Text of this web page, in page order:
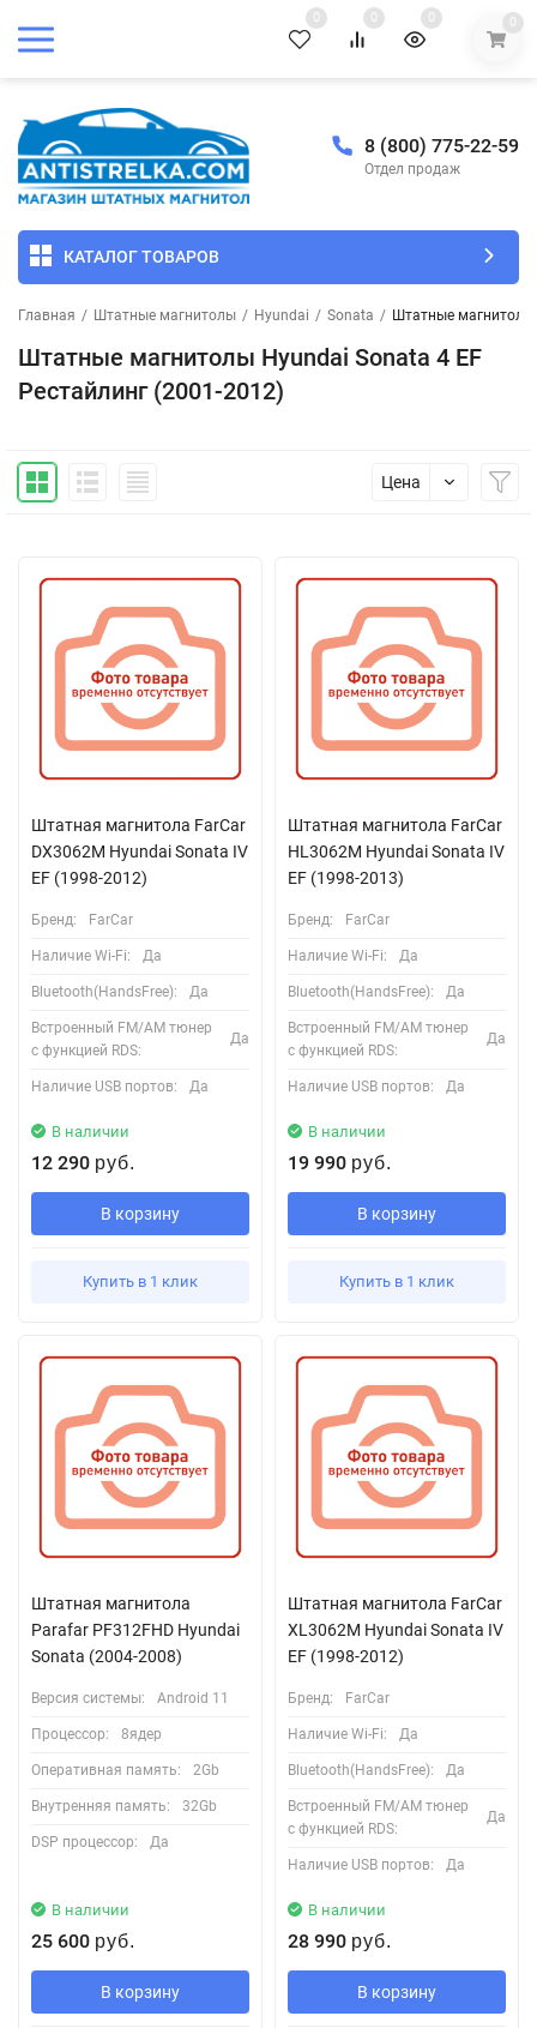
0 0 0 0
8 (800) 775-22-59
Отдел продаж
КАТАЛОГ ТОВАРОВ
Главная / Штатные магнитолы / Hyundai / Sonata / Штатные магнитолы
Штатные магнитолы Hyundai Sonata 4 EF
Рестайлинг (2001-2012)
Цена
Штатная магнитола FarCar
DX3062M Hyundai Sonata IV
EF (1998-2012)
Бренд: FarCar
Наличие Wi-Fi: Да
Bluetooth(HandsFree): Да
Встроенный FM/AM тюнер
с функцией RDS:
Да
Наличие USB портов: Да
В наличии
12 290 руб.
В корзину
Купить в 1 клик
Штатная магнитола FarCar
HL3062M Hyundai Sonata IV
EF (1998-2013)
Бренд: FarCar
Наличие Wi-Fi: Да
Bluetooth(HandsFree): Да
Встроенный FM/AM тюнер
с функцией RDS:
Да
Наличие USB портов: Да
В наличии
19 990 руб.
В корзину
Купить в 1 клик
Штатная магнитола
Parafar PF312FHD Hyundai
Sonata (2004-2008)
Версия системы: Android 11
Процессор: 8ядер
Оперативная память: 2Gb
Внутренняя память: 32Gb
DSP процессор: Да
В наличии
25 600 руб.
В корзину
Штатная магнитола FarCar
XL3062M Hyundai Sonata IV
EF (1998-2012)
Бренд: FarCar
Наличие Wi-Fi: Да
Bluetooth(HandsFree): Да
Встроенный FM/AM тюнер
с функцией RDS:
Да
Наличие USB портов: Да
В наличии
28 990 руб.
В корзину